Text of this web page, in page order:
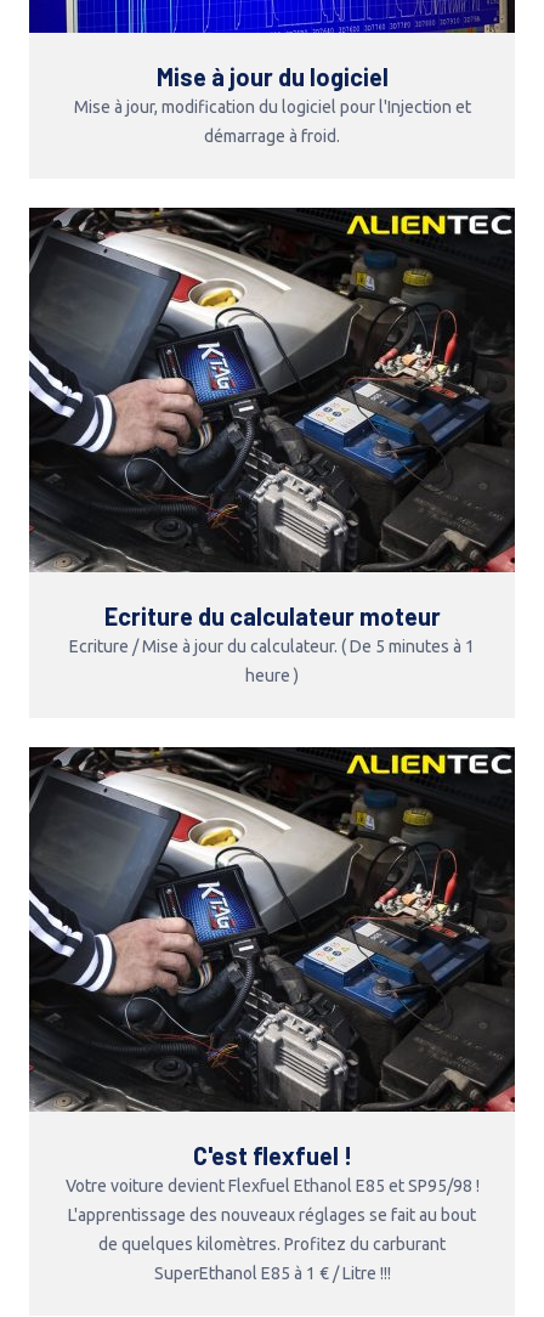
Mise à jour du logiciel
Mise à jour, modification du logiciel pour l'Injection et
démarrage à froid.
Ecriture du calculateur moteur
Ecriture / Mise à jour du calculateur. ( De 5 minutes à 1
heure )
C'est flexfuel !
Votre voiture devient Flexfuel Ethanol E85 et SP95/98 !
L'apprentissage des nouveaux réglages se fait au bout
de quelques kilomètres. Profitez du carburant
SuperEthanol E85 à 1 € / Litre !!!